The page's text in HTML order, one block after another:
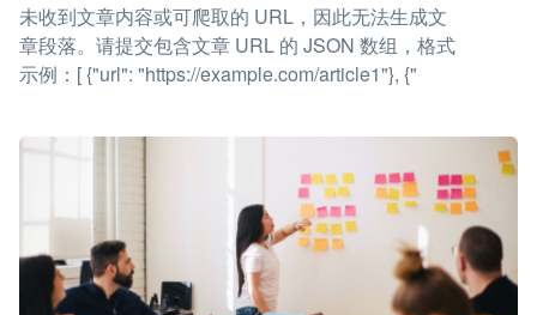
未收到文章内容或可爬取的 URL，因此无法生成文
章段落。请提交包含文章 URL 的 JSON 数组，格式
示例：[ {"url": "https://example.com/article1"}, {"